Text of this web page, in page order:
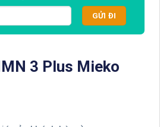
3 Plus Mieko